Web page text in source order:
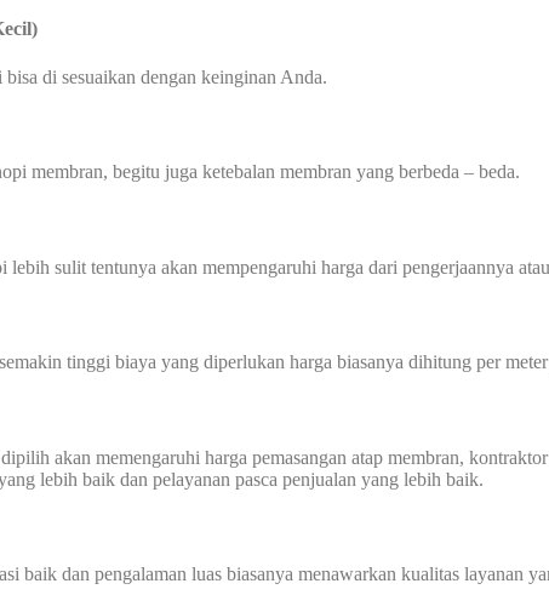
di sesuaikan dengan keinginan Anda.
membran, begitu juga ketebalan membran yang berbeda – beda.
lebih sulit tentunya akan mempengaruhi harga dari pengerjaannya
tinggi biaya yang diperlukan harga biasanya dihitung per
akan memengaruhi harga pemasangan atap membran,
lebih baik dan pelayanan pasca penjualan yang lebih baik.
baik dan pengalaman luas biasanya menawarkan kualitas